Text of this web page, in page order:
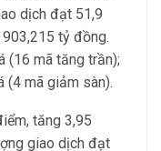
dịch đạt 51,9
tỷ đồng.
(16 mã tăng trần);
(4 mã giảm sàn).
tăng 3,95
giao dịch đạt